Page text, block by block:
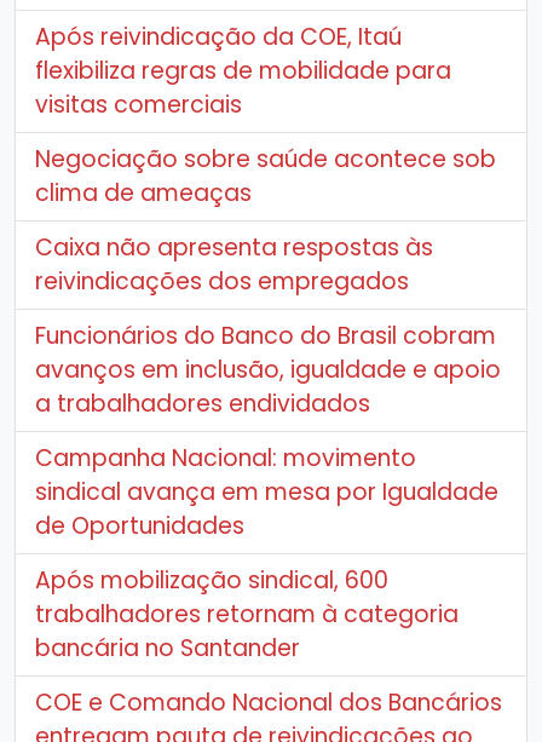
Após reivindicação da COE, Itaú
flexibiliza regras de mobilidade para
visitas comerciais
Negociação sobre saúde acontece sob
clima de ameaças
Caixa não apresenta respostas às
reivindicações dos empregados
Funcionários do Banco do Brasil cobram
avanços em inclusão, igualdade e apoio
a trabalhadores endividados
Campanha Nacional: movimento
sindical avança em mesa por Igualdade
de Oportunidades
Após mobilização sindical, 600
trabalhadores retornam à categoria
bancária no Santander
COE e Comando Nacional dos Bancários